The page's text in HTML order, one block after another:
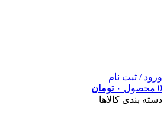
ورود / ثبت نام
0 محصول ۰ تومان
دسته بندی کالاها